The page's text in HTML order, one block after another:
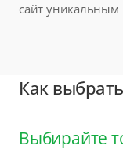
сайт
Как
Выбирайте